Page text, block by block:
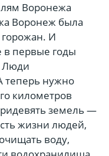
Воронежа
Воронеж была
И
первые годы
Люди
теперь нужно
километров
земель —
жизни людей,
воду,